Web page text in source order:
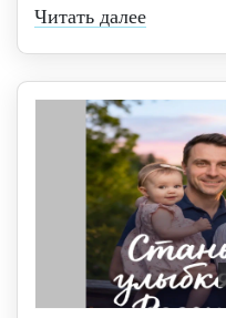
Читать далее